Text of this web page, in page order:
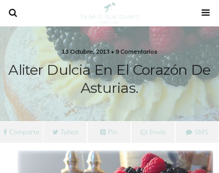
13 Octubre, 2013 • 9 Comentarios
Aliter Dulcia En El Corazón De
Asturias.
Comparte Tuitea Pin Envía SMS